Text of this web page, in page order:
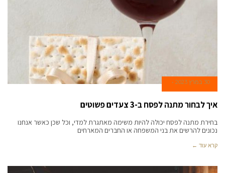
30 במרץ 2023
איך לבחור מתנה לפסח ב-3 צעדים פשוטים
בחירת מתנה לפסח יכולה להיות משימה מאתגרת למדי, וכל שכן כאשר אנחנו
נכונים להרשים את בני המשפחה או החברים המארחים
קרא עוד ←